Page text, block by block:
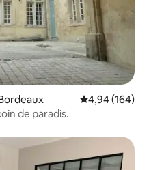
Évaluation
4,94 (164)
de paradis.
appréciés